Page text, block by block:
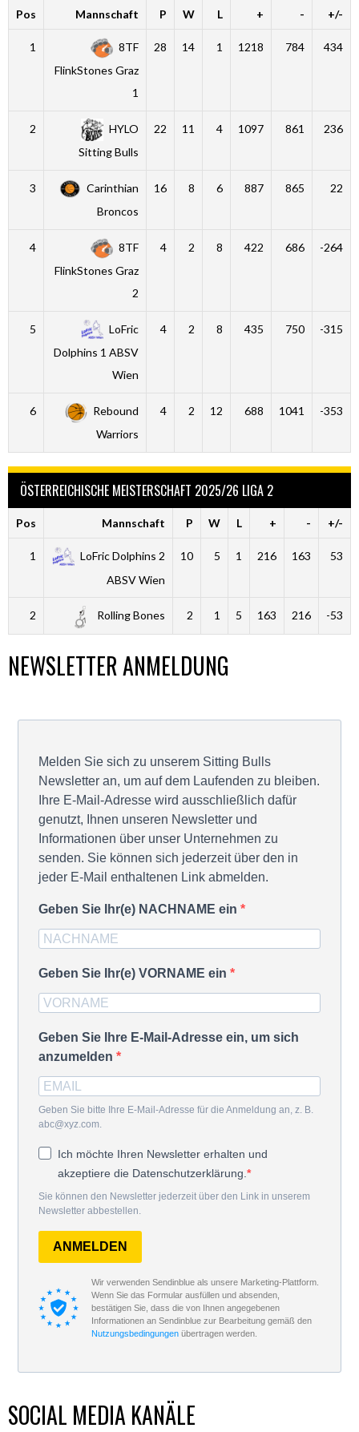
Pos Mannschaft P W L + - +/-
1
8TF
FlinkStones Graz
1
28 14 1 1218 784 434
2
HYLO
Sitting Bulls
22 11 4 1097 861 236
3
Carinthian
Broncos
16 8 6 887 865 22
4
8TF
FlinkStones Graz
2
4 2 8 422 686 -264
5
LoFric
Dolphins 1 ABSV
Wien
4 2 8 435 750 -315
6
Rebound
Warriors
4 2 12 688 1041 -353
ÖSTERREICHISCHE MEISTERSCHAFT 2025/26 LIGA 2
Pos Mannschaft P W L + - +/-
1
LoFric Dolphins 2
ABSV Wien
10 5 1 216 163 53
2 Rolling Bones 2 1 5 163 216 -53
NEWSLETTER ANMELDUNG
Melden Sie sich zu unserem Sitting Bulls
Newsletter an, um auf dem Laufenden zu bleiben.
Ihre E-Mail-Adresse wird ausschließlich dafür
genutzt, Ihnen unseren Newsletter und
Informationen über unser Unternehmen zu
senden. Sie können sich jederzeit über den in
jeder E-Mail enthaltenen Link abmelden.
Geben Sie Ihr(e) NACHNAME ein
Geben Sie Ihr(e) VORNAME ein
Geben Sie Ihre E-Mail-Adresse ein, um sich
anzumelden
Geben Sie bitte Ihre E-Mail-Adresse für die Anmeldung an, z. B.
abc@xyz.com.
Ich möchte Ihren Newsletter erhalten und
akzeptiere die Datenschutzerklärung.
Sie können den Newsletter jederzeit über den Link in unserem
Newsletter abbestellen.
ANMELDEN
Wir verwenden Sendinblue als unsere Marketing-Plattform.
Wenn Sie das Formular ausfüllen und absenden,
bestätigen Sie, dass die von Ihnen angegebenen
Informationen an Sendinblue zur Bearbeitung gemäß den
Nutzungsbedingungenübertragen werden.
SOCIAL MEDIA KANÄLE